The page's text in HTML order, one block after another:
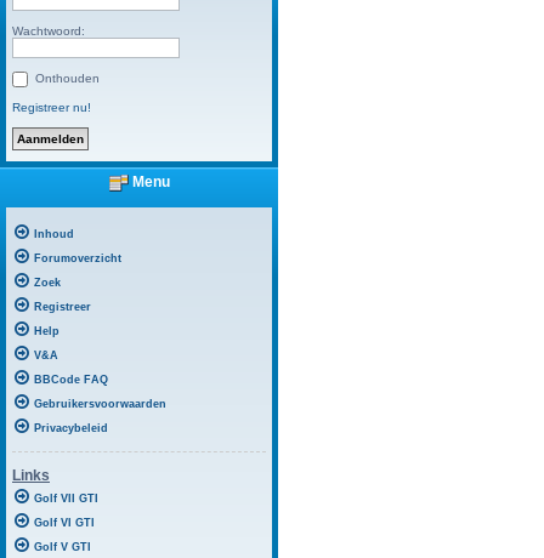
Wachtwoord:
Onthouden
Registreer nu!
Menu
Inhoud
Forumoverzicht
Zoek
Registreer
Help
V&A
BBCode FAQ
Gebruikersvoorwaarden
Privacybeleid
Links
Golf VII GTI
Golf VI GTI
Golf V GTI